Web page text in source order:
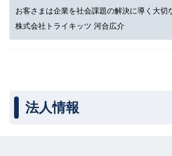
お客さまは企業を社会課題の解決に導く大切
株式会社トライキッツ 河合広介
法人情報